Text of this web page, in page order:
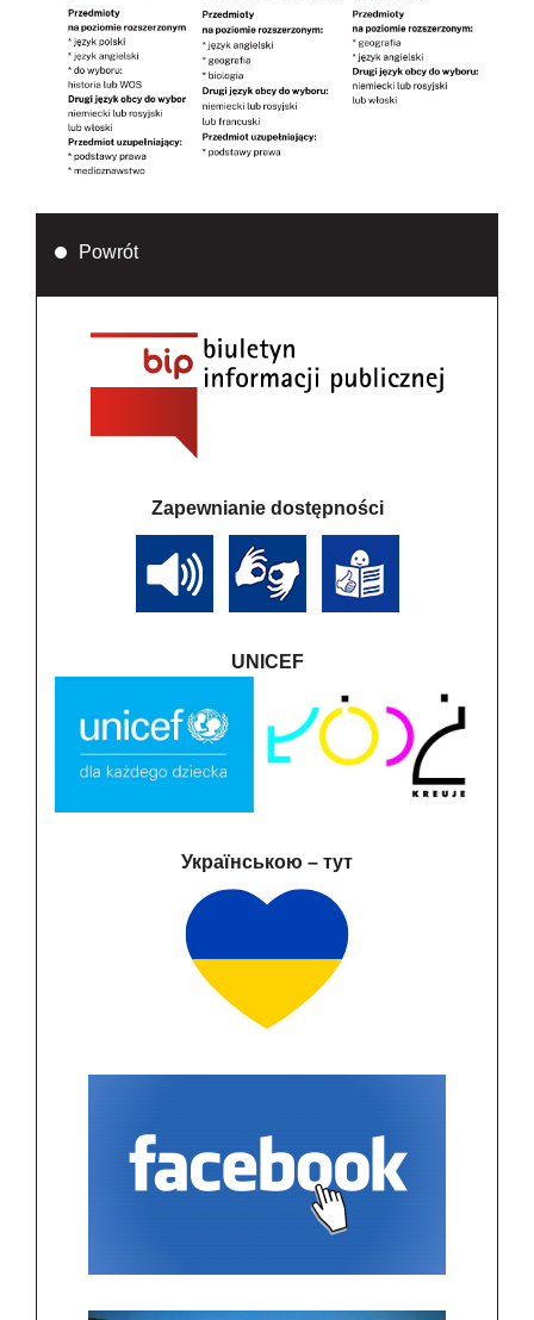
Powrót
Zapewnianie dostępności
UNICEF
Українською – тут